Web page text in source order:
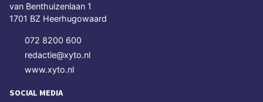
van Benthuizenlaan 1
1701 BZ Heerhugowaard
072 8200 600
redactie@xyto.nl
www.xyto.nl
SOCIAL MEDIA